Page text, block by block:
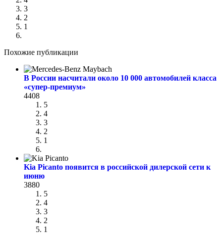
3
2
1
Похожие публикации
В России насчитали около 10 000 автомобилей класса
«супер-премиум»
4408
5
4
3
2
1
Kia Picanto появится в российской дилерской сети к
июню
3880
5
4
3
2
1